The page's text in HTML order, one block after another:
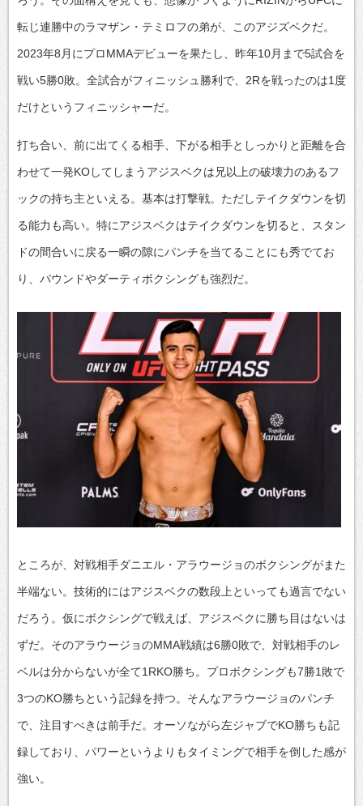
転じ連勝中のラマザン・テミロフの弟が、このアジズベクだ。
2023年8月にプロMMAデビューを果たし、昨年10月まで5試合を
戦い5勝0敗。全試合がフィニッシュ勝利で、2Rを戦ったのは1度
だけというフィニッシャーだ。
打ち合い、前に出てくる相手、下がる相手としっかりと距離を合
わせて一発KOしてしまうアジスベクは兄以上の破壊力のあるフ
ックの持ち主といえる。基本は打撃戦。ただしテイクダウンを切
る能力も高い。特にアジスベクはテイクダウンを切ると、スタン
ドの間合いに戻る一瞬の隙にパンチを当てることにも秀でてお
り、パウンドやダーティボクシングも強烈だ。
ところが、対戦相手ダニエル・アラウージョのボクシングがまた
半端ない。技術的にはアジスベクの数段上といっても過言でない
だろう。仮にボクシングで戦えば、アジスベクに勝ち目はないは
ずだ。そのアラウージョのMMA戦績は6勝0敗で、対戦相手のレ
ベルは分からないが全て1RKO勝ち。プロボクシングも7勝1敗で
3つのKO勝ちという記録を持つ。そんなアラウージョのパンチ
で、注目すべきは前手だ。オーソながら左ジャブでKO勝ちも記
録しており、パワーというよりもタイミングで相手を倒した感が
強い。